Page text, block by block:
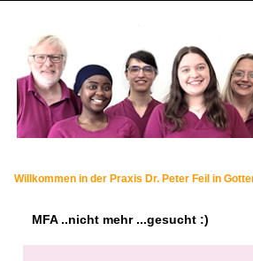
Willkommen in der Praxis Dr. Peter Feil in
MFA ..nicht mehr ...gesucht :)